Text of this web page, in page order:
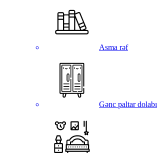
Asma rəf
Gənc paltar dolabı